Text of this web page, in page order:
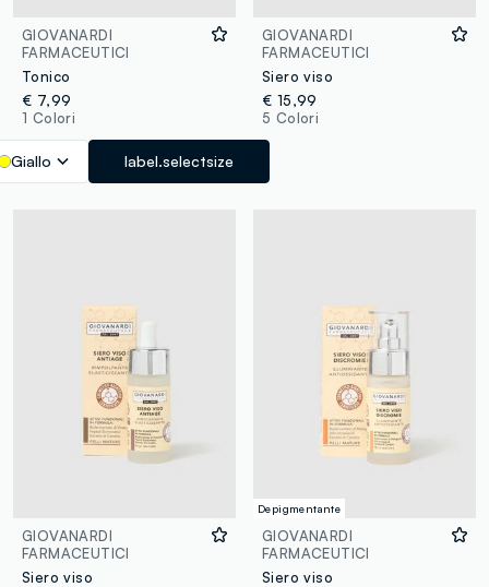
GIOVANARDI
FARMACEUTICI
Tonico
€ 7,99
1 Colori
Giallo label.selectsize
GIOVANARDI
FARMACEUTICI
Siero viso
€ 15,99
5 Colori
GIOVANARDI
FARMACEUTICI
Siero viso
Depigmentante
GIOVANARDI
FARMACEUTICI
Siero viso